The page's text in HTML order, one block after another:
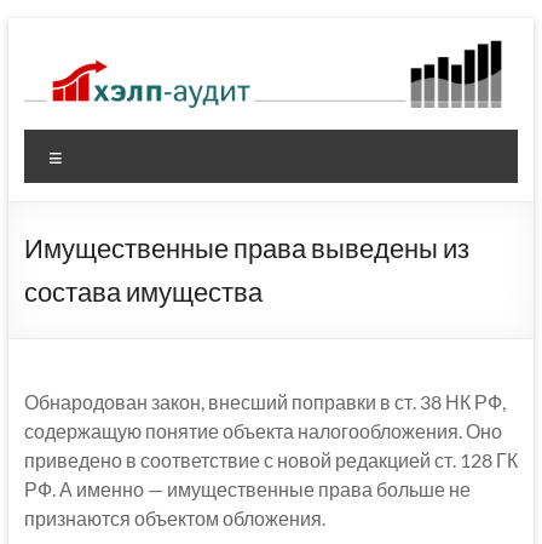
содержимому
Имущественные права выведены из
состава имущества
Обнародован закон, внесший поправки в ст. 38 НК РФ,
содержащую понятие объекта налогообложения. Оно
приведено в соответствие с новой редакцией ст. 128 ГК
РФ. А именно — имущественные права больше не
признаются объектом обложения.